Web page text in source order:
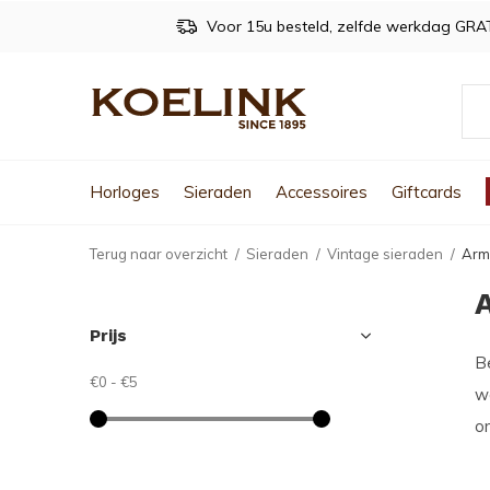
Horloges Sieraden Accessoires Giftcards
Voor 15u besteld, zelfde werkdag
Terug naar overzicht Sieraden Vintage sieraden
Prijs
€0 - €5